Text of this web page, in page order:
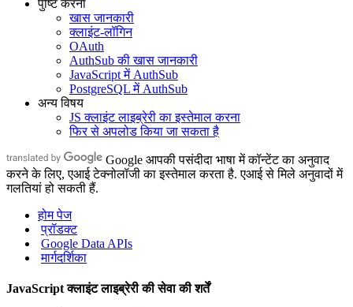
पुष्टि करना
खास जानकारी
क्लाइंट-लॉगिन
OAuth
AuthSub की खास जानकारी
JavaScript में AuthSub
PostgreSQL में AuthSub
अन्य विषय
JS क्लाइंट लाइब्रेरी का इस्तेमाल करना
फिर से अपलोड किया जा सकता है
Google आपकी पसंदीदा भाषा में कॉन्टेंट का अनुवाद
करने के लिए, एआई टेक्नोलॉजी का इस्तेमाल करता है. एआई से मिले अनुवादों में
गलतियां हो सकती हैं.
होम पेज
प्रॉडक्ट
Google Data APIs
मार्गदर्शिका
JavaScript क्लाइंट लाइब्रेरी की सेवा की शर्तें